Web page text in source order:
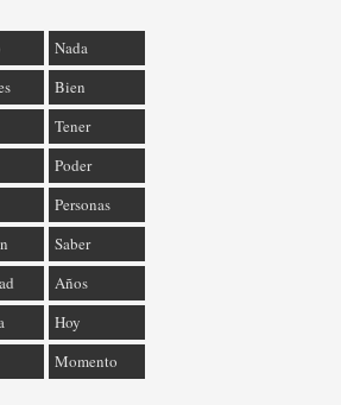
Nada
Bien
Tener
Poder
Personas
Saber
Años
Hoy
Momento